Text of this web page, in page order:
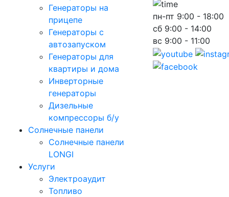
Генераторы на
прицепе
Генераторы с
автозапуском
Генераторы для
квартиры и дома
Инверторные
генераторы
Дизельные
компрессоры б/у
Солнечные панели
Солнечные панели
LONGI
Услуги
Электроаудит
Топливо
пн-пт 9:00 - 18:00
сб 9:00 - 14:00
вс 9:00 - 11:00